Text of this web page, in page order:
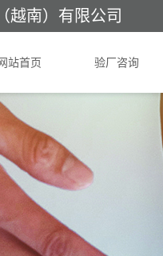
越南）有限公司
站首页 验厂咨询